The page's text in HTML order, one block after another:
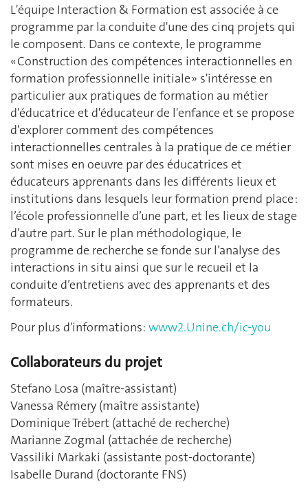
L'équipe Interaction & Formation est associée à ce
programme par la conduite d'une des cinq projets qui
le composent. Dans ce contexte, le programme
« Construction des compétences interactionnelles en
formation professionnelle initiale » s'intéresse en
particulier aux pratiques de formation au métier
d'éducatrice et d'éducateur de l'enfance et se propose
d'explorer comment des compétences
interactionnelles centrales à la pratique de ce métier
sont mises en oeuvre par des éducatrices et
éducateurs apprenants dans les différents lieux et
institutions dans lesquels leur formation prend place :
l’école professionnelle d’une part, et les lieux de stage
d’autre part. Sur le plan méthodologique, le
programme de recherche se fonde sur l’analyse des
interactions in situ ainsi que sur le recueil et la
conduite d’entretiens avec des apprenants et des
formateurs.
Pour plus d'informations: www2.Unine.ch/ic-you
Collaborateurs du projet
Stefano Losa (maître-assistant)
Vanessa Rémery (maître assistante)
Dominique Trébert (attaché de recherche)
Marianne Zogmal (attachée de recherche)
Vassiliki Markaki (assistante post-doctorante)
Isabelle Durand (doctorante FNS)